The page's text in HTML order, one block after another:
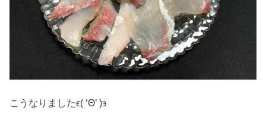
こうなりましたϵ( ‘Θ’ )϶